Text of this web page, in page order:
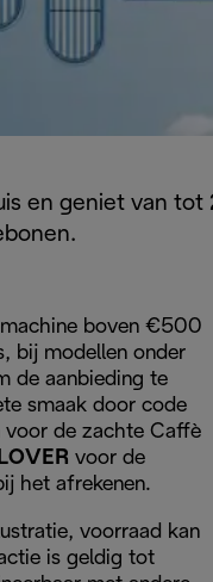
en geniet van tot
boven €500
bij modellen onder
de aanbieding te
smaak door code
voor de zachte Caffè
voor de
het afrekenen.
voorraad kan
is geldig tot